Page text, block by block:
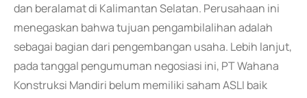
dan beralamat di Kalimantan Selatan. Perusahaan ini
menegaskan bahwa tujuan pengambilalihan adalah
sebagai bagian dari pengembangan usaha. Lebih lanjut,
pada tanggal pengumuman negosiasi ini, PT Wahana
Konstruksi Mandiri belum memiliki saham ASLI baik